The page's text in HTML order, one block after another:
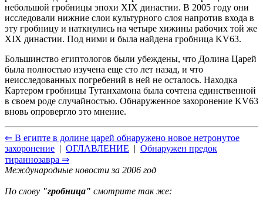
небольшой гробницы эпохи XIX династии. В 2005 году они
исследовали нижние слои культурного слоя напротив входа в
эту гробницу и наткнулись на четыре хижины рабочих той же
XIX династии. Под ними и была найдена гробница KV63.
Большинство египтологов были убеждены, что Долина Царей
была полностью изучена еще сто лет назад, и что
неисследованных погребений в ней не осталось. Находка
Картером гробницы Тутанхамона была сочтена единственной
в своем роде случайностью. Обнаруженное захоронение KV63
вновь опровергло это мнение.
⇐ В египте в долине царей обнаружено новое нетронутое
захоронение | ОГЛАВЛЕНИЕ | Обнаружен предок
тираннозавра ⇒
Международные новости за 2006 год
По слову "гробница" смотрите так же: